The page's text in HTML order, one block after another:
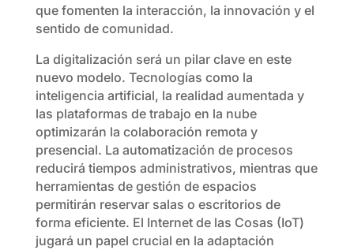
que fomenten la interacción, la innovación y el
sentido de comunidad.
La digitalización será un pilar clave en este
nuevo modelo. Tecnologías como la
inteligencia artificial, la realidad aumentada y
las plataformas de trabajo en la nube
optimizarán la colaboración remota y
presencial. La automatización de procesos
reducirá tiempos administrativos, mientras que
herramientas de gestión de espacios
permitirán reservar salas o escritorios de
forma eficiente. El Internet de las Cosas (IoT)
jugará un papel crucial en la adaptación